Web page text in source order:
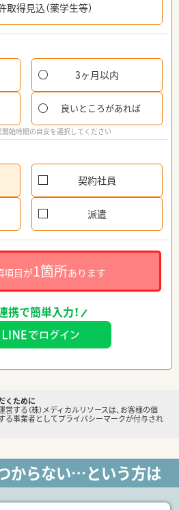
得見込（薬学生等）
3ヶ月以内
良いところがあれば
始時期の目安を選択してください
契約社員
派遣
項目が1箇所あります
携で簡単入力！
くために
する（株）メディカルリソースは、お客様の個
る事業者としてプライバシーマークが付与され
からない…という方は